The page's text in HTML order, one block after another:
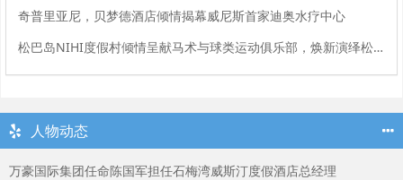
奇普里亚尼，贝梦德酒店倾情揭幕威尼斯首家迪奥水疗中心
松巴岛NIHI度假村倾情呈献马术与球类运动俱乐部，焕新演绎松巴岛马术传承
人物动态
万豪国际集团任命陈国军担任石梅湾威斯汀度假酒店总经理